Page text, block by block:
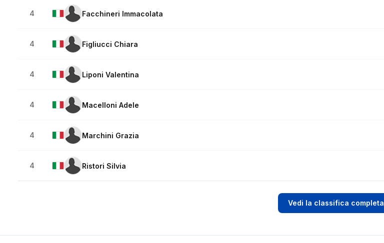
4 Facchineri Immacolata
4 Figliucci Chiara
4 Liponi Valentina
4 Macelloni Adele
4 Marchini Grazia
4 Ristori Silvia
Vedi la classifica completa